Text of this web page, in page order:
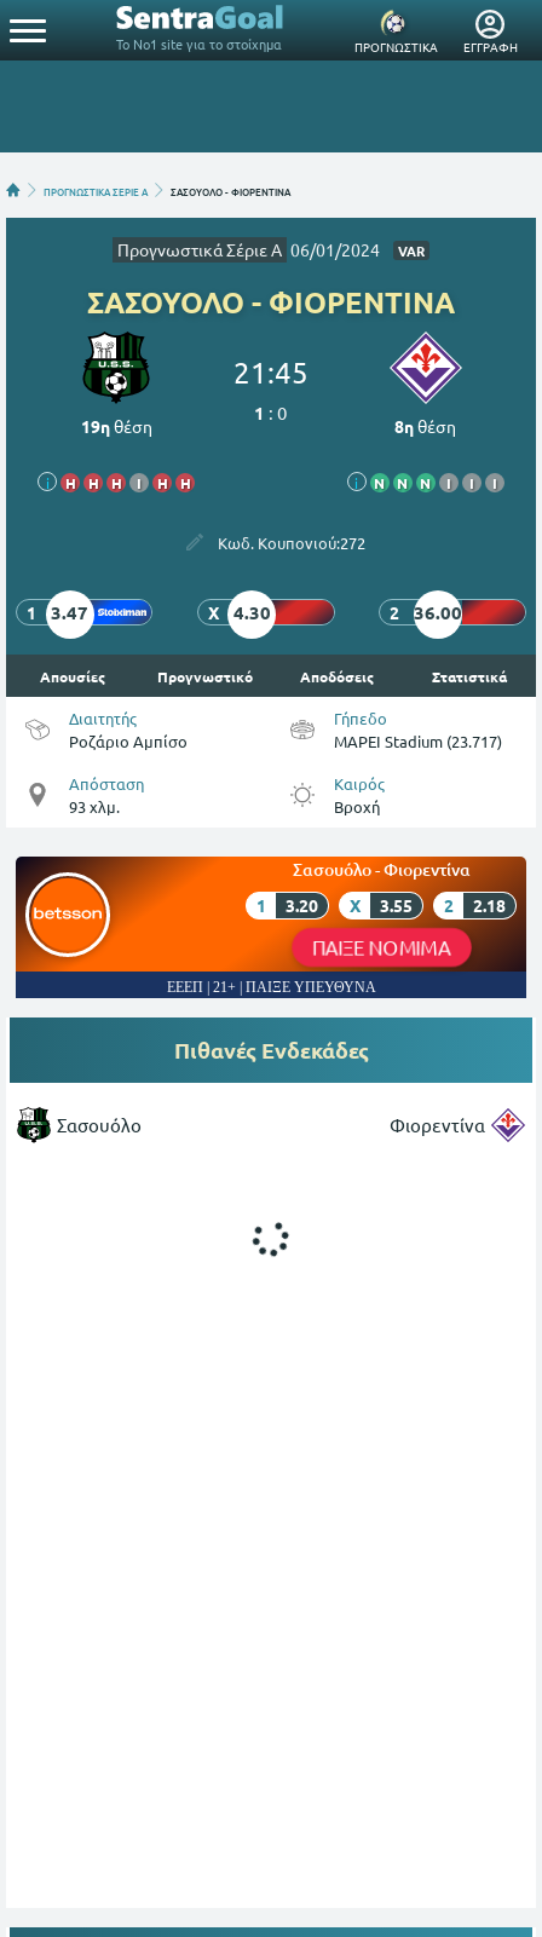
Το Νο1 site για το στοίχημα ΠΡΟΓΝΩΣΤΙΚΑ ΕΓΓΡΑΦΗ
ΠΡΟΓΝΩΣΤΙΚΑ ΣΕΡΙΕ Α ΣΑΣΟΥΟΛΟ - ΦΙΟΡΕΝΤΙΝΑ
Προγνωστικά Σέριε Α 06/01/2024 VAR
ΣΑΣΟΥΟΛΟ - ΦΙΟΡΕΝΤΙΝΑ
19ηθέση
i Η Η Η Ι Η Η
21:45
1 :0
8ηθέση
i Ν Ν Ν Ι Ι Ι
Κωδ. Κουπονιού:272
1 3.47 X 4.30 2 36.00
Απουσίες Προγνωστικό Αποδόσεις Στατιστικά
Διαιτητής
Ροζάριο Αμπίσο
Γήπεδο
MAPEI Stadium (23.717)
Απόσταση
93 χλμ.
Καιρός
Βροχή
Σασουόλο - Φιορεντίνα
1 3.20 X 3.55 2 2.18
ΠΑΙΞΕ ΝΟΜΙΜΑ
ΕΕΕΠ | 21+ | ΠΑΙΞΕ ΥΠΕΥΘΥΝΑ
Πιθανές Ενδεκάδες
Σασουόλο Φιορεντίνα